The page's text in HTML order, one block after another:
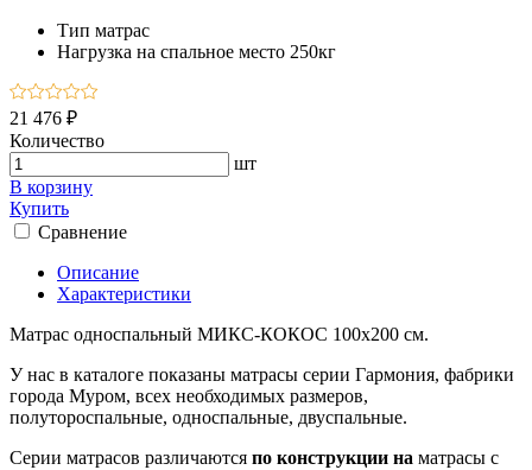
Тип матрас
Нагрузка на спальное место 250кг
21 476 ₽
Количество
шт
В корзину
Купить
Сравнение
Описание
Характеристики
Матрас односпальный МИКС-КОКОС 100х200 см.
У нас в каталоге показаны матрасы серии Гармония, фабрики
города Муром, всех необходимых размеров,
полутороспальные, односпальные, двуспальные.
Серии матрасов различаются по конструкции на матрасы с